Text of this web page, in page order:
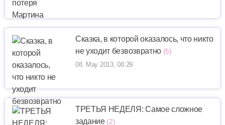
Сказка, в которой оказалось, что никто
не уходит безвозвратно (5)
08. May 2013, 08:29
ТРЕТЬЯ НЕДЕЛЯ: Самое сложное
задание (2)